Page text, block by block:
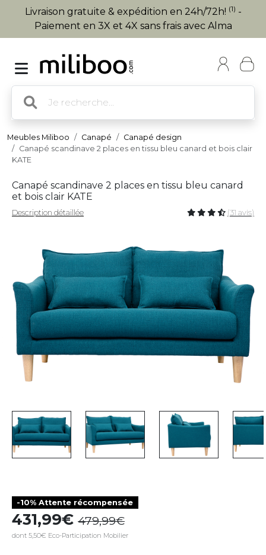
Livraison gratuite & expédition en 24h/72h! (1) -
Paiement en 3X et 4X sans frais avec Alma
Meubles Miliboo Canapé
Canapé design
Canapé scandinave 2 places en tissu bleu canard et bois clair
KATE
Canapé scandinave 2 places en tissu bleu canard
et bois clair KATE
Description détaillée (31 avis)
-10% Attente récompensée
431,99 479,99
dont 5,50€ Eco-Participation Mobilier